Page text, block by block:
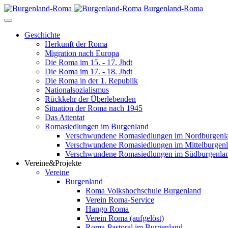
Burgenland-Roma
Geschichte
Herkunft der Roma
Migration nach Europa
Die Roma im 15. - 17. Jhdt
Die Roma im 17. - 18. Jhdt
Die Roma in der 1. Republik
Nationalsozialismus
Rückkehr der Überlebenden
Situation der Roma nach 1945
Das Attentat
Romasiedlungen im Burgenland
Verschwundene Romasiedlungen im
Verschwundene Romasiedlungen im
Verschwundene Romasiedlungen im
Vereine&Projekte
Vereine
Burgenland
Roma Volkshochschule Burgenland
Verein Roma-Service
Hango Roma
Verein Roma (aufgelöst)